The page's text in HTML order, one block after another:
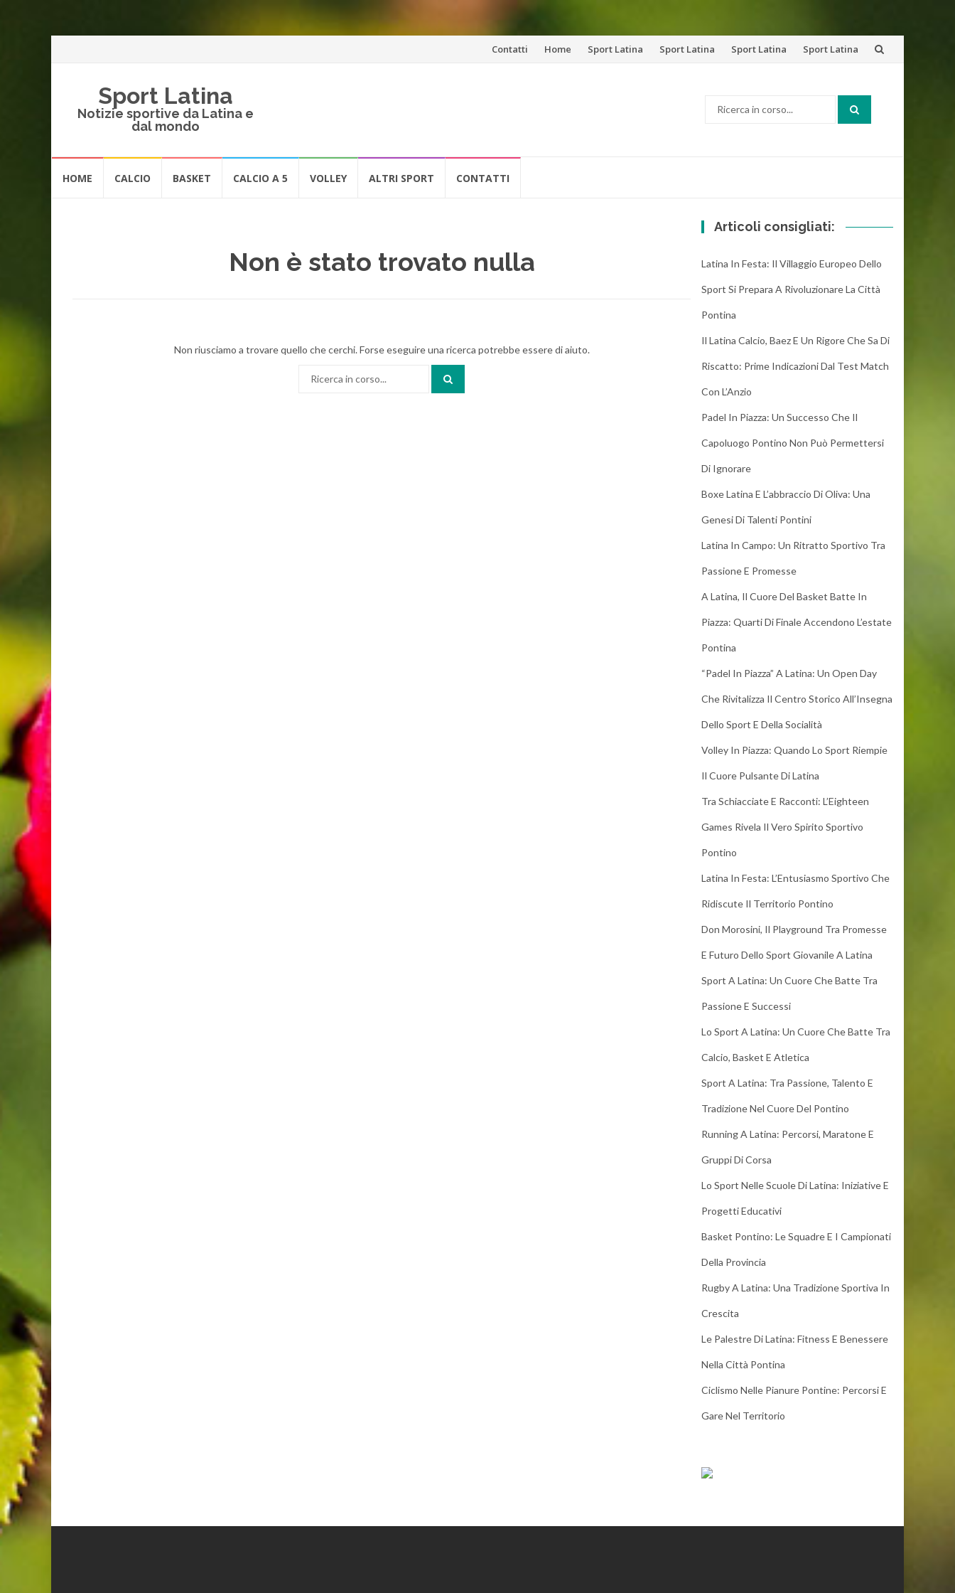
VaiContatti Home Sport Latina Sport Latina Sport Latina Sport Latina
Sport Latina
Notizie sportive da Latina e
dal mondo
HOME CALCIO BASKET CALCIO A 5 VOLLEY ALTRI SPORT CONTATTI
Non è stato trovato nulla
Non riusciamo a trovare quello che cerchi. Forse eseguire una ricerca potrebbe essere di aiuto.
Articoli consigliati:
Latina In Festa: Il Villaggio Europeo Dello
Sport Si Prepara A Rivoluzionare La Città
Pontina
Il Latina Calcio, Baez E Un Rigore Che Sa Di
Riscatto: Prime Indicazioni Dal Test Match
Con L’Anzio
Padel In Piazza: Un Successo Che Il
Capoluogo Pontino Non Può Permettersi
Di Ignorare
Boxe Latina E L’abbraccio Di Oliva: Una
Genesi Di Talenti Pontini
Latina In Campo: Un Ritratto Sportivo Tra
Passione E Promesse
A Latina, Il Cuore Del Basket Batte In
Piazza: Quarti Di Finale Accendono L’estate
Pontina
“Padel In Piazza” A Latina: Un Open Day
Che Rivitalizza Il Centro Storico All’Insegna
Dello Sport E Della Socialità
Volley In Piazza: Quando Lo Sport Riempie
Il Cuore Pulsante Di Latina
Tra Schiacciate E Racconti: L’Eighteen
Games Rivela Il Vero Spirito Sportivo
Pontino
Latina In Festa: L’Entusiasmo Sportivo Che
Ridiscute Il Territorio Pontino
Don Morosini, Il Playground Tra Promesse
E Futuro Dello Sport Giovanile A Latina
Sport A Latina: Un Cuore Che Batte Tra
Passione E Successi
Lo Sport A Latina: Un Cuore Che Batte Tra
Calcio, Basket E Atletica
Sport A Latina: Tra Passione, Talento E
Tradizione Nel Cuore Del Pontino
Running A Latina: Percorsi, Maratone E
Gruppi Di Corsa
Lo Sport Nelle Scuole Di Latina: Iniziative E
Progetti Educativi
Basket Pontino: Le Squadre E I Campionati
Della Provincia
Rugby A Latina: Una Tradizione Sportiva In
Crescita
Le Palestre Di Latina: Fitness E Benessere
Nella Città Pontina
Ciclismo Nelle Pianure Pontine: Percorsi E
Gare Nel Territorio